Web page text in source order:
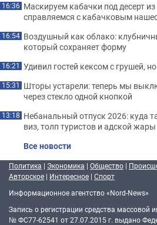
16:36 Маскируем кабачки под десерт
справляемся с кабачковым
16:54 Воздушный как облако:
который сохраняет форму
16:21 Удивил гостей кексом с грушей,
15:31 Шторы устарели: теперь мы
через стекло одной кнопкой
13:18 Небанальный отпуск 2026: куда
виз, толп туристов и адской жары
Все новости
Политика | Экономика | Общество |
Авторское | Интересное | Спорт
Информационное агентство «Nord-News»
Запись о регистрации средства массовой
№ ФС77-62541 от 27.07.2015 г. выдано